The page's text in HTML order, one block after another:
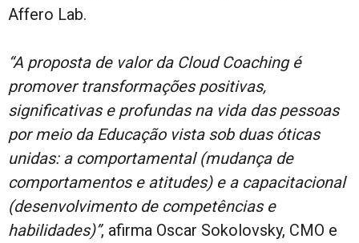
Affero Lab.
“A proposta de valor da Cloud Coaching é
promover transformações positivas,
significativas e profundas na vida das pessoas
por meio da Educação vista sob duas óticas
unidas: a comportamental (mudança de
comportamentos e atitudes) e a capacitacional
(desenvolvimento de competências e
habilidades)”, afirma Oscar Sokolovsky, CMO e